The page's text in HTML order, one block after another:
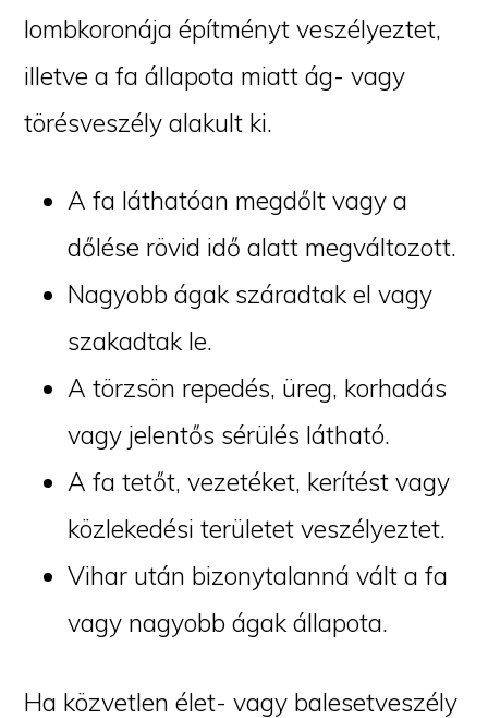
lombkoronája építményt veszélyeztet,
illetve a fa állapota miatt ág- vagy
törésveszély alakult ki.
A fa láthatóan megdőlt vagy a
dőlése rövid idő alatt megváltozott.
Nagyobb ágak száradtak el vagy
szakadtak le.
A törzsön repedés, üreg, korhadás
vagy jelentős sérülés látható.
A fa tetőt, vezetéket, kerítést vagy
közlekedési területet veszélyeztet.
Vihar után bizonytalanná vált a fa
vagy nagyobb ágak állapota.
Ha közvetlen élet- vagy balesetveszély